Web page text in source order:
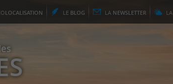
LOCALISATION LE BLOG LA NEWSLETTER LA